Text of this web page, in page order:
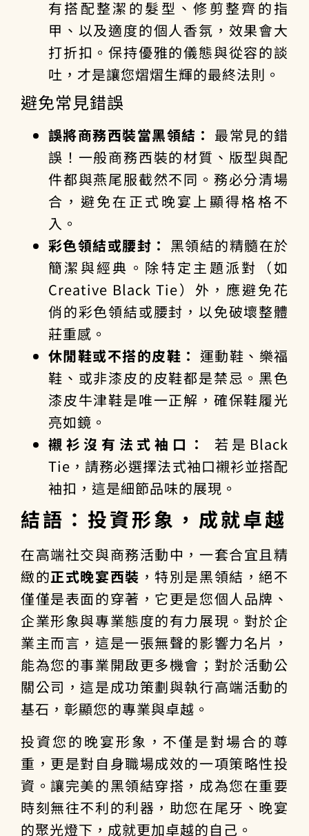
有搭配整潔的髮型、修剪整齊的指
甲、以及適度的個人香氛，效果會大
打折扣。保持優雅的儀態與從容的談
吐，才是讓您熠熠生輝的最終法則。
避免常見錯誤
誤將商務西裝當黑領結： 最常見的錯
誤！一般商務西裝的材質、版型與配
件都與燕尾服截然不同。務必分清場
合，避免在正式晚宴上顯得格格不
入。
彩色領結或腰封： 黑領結的精髓在於
簡潔與經典。除特定主題派對（如
Creative Black Tie）外，應避免花
俏的彩色領結或腰封，以免破壞整體
莊重感。
休閒鞋或不搭的皮鞋： 運動鞋、樂福
鞋、或非漆皮的皮鞋都是禁忌。黑色
漆皮牛津鞋是唯一正解，確保鞋履光
亮如鏡。
襯衫沒有法式袖口：
若是Black
Tie，請務必選擇法式袖口襯衫並搭配
袖扣，這是細節品味的展現。
結語：投資形象，成就卓越
在高端社交與商務活動中，一套合宜且精
緻的正式晚宴西裝 ，特別是黑領結，絕不
僅僅是表面的穿著，它更是您個人品牌、
企業形象與專業態度的有力展現。對於企
業主而言，這是一張無聲的影響力名片，
能為您的事業開啟更多機會；對於活動公
關公司，這是成功策劃與執行高端活動的
基石，彰顯您的專業與卓越。
投資您的晚宴形象，不僅是對場合的尊
重，更是對自身職場成效的一項策略性投
資。讓完美的黑領結穿搭，成為您在重要
時刻無往不利的利器，助您在尾牙、晚宴
的聚光燈下，成就更加卓越的自己。